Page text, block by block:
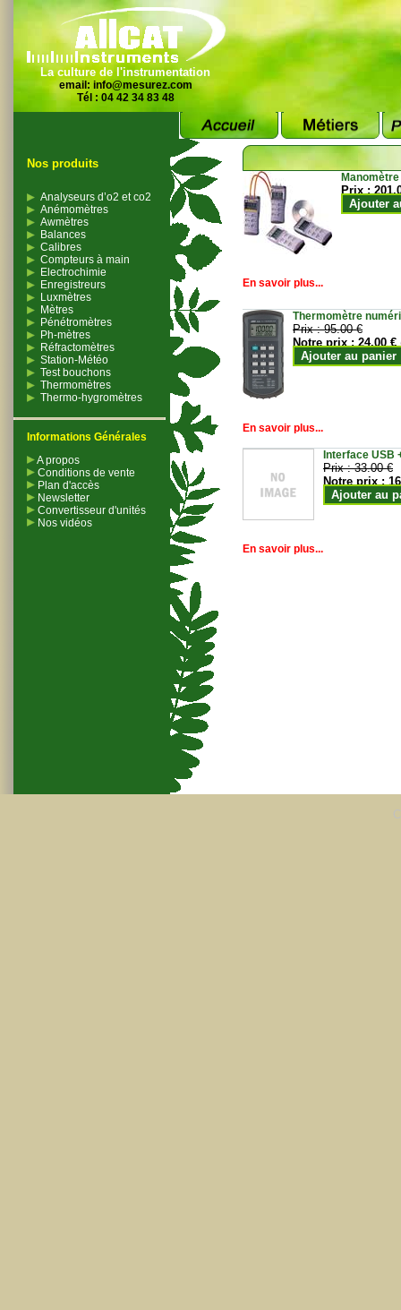
La culture de l'instrumentation
email: info@mesurez.com
Tél : 04 42 34 83 48
Nos produits
Analyseurs d’o2 et co2
Anémomètres
Awmètres
Balances
Calibres
Compteurs à main
Electrochimie
Enregistreurs
Luxmètres
Mètres
Pénétromètres
Ph-mètres
Réfractomètres
Station-Météo
Test bouchons
Thermomètres
Thermo-hygromètres
Informations Générales
A propos
Conditions de vente
Plan d'accès
Newsletter
Convertisseur d'unités
Nos vidéos
Prix :
Ajouter
En savoir plus...
Thermomètre
Prix :95.00 €
Notre prix :24.00 €
Ajouter au panier
En savoir plus...
Interface USB
Prix :33.00 €
Notre prix :
Ajouter au
En savoir plus...